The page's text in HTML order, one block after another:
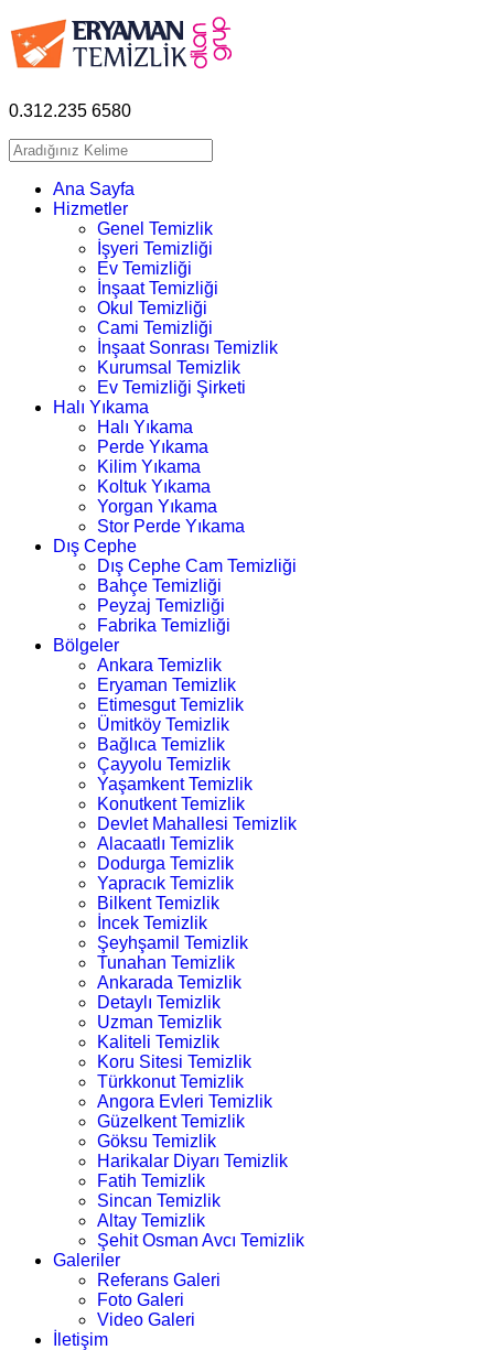
0.312.235 6580
Ana Sayfa
Hizmetler
Genel Temizlik
İşyeri Temizliği
Ev Temizliği
İnşaat Temizliği
Okul Temizliği
Cami Temizliği
İnşaat Sonrası Temizlik
Kurumsal Temizlik
Ev Temizliği Şirketi
Halı Yıkama
Halı Yıkama
Perde Yıkama
Kilim Yıkama
Koltuk Yıkama
Yorgan Yıkama
Stor Perde Yıkama
Dış Cephe
Dış Cephe Cam Temizliği
Bahçe Temizliği
Peyzaj Temizliği
Fabrika Temizliği
Bölgeler
Ankara Temizlik
Eryaman Temizlik
Etimesgut Temizlik
Ümitköy Temizlik
Bağlıca Temizlik
Çayyolu Temizlik
Yaşamkent Temizlik
Konutkent Temizlik
Devlet Mahallesi Temizlik
Alacaatlı Temizlik
Dodurga Temizlik
Yapracık Temizlik
Bilkent Temizlik
İncek Temizlik
Şeyhşamil Temizlik
Tunahan Temizlik
Ankarada Temizlik
Detaylı Temizlik
Uzman Temizlik
Kaliteli Temizlik
Koru Sitesi Temizlik
Türkkonut Temizlik
Angora Evleri Temizlik
Güzelkent Temizlik
Göksu Temizlik
Harikalar Diyarı Temizlik
Fatih Temizlik
Sincan Temizlik
Altay Temizlik
Şehit Osman Avcı Temizlik
Galeriler
Referans Galeri
Foto Galeri
Video Galeri
İletişim